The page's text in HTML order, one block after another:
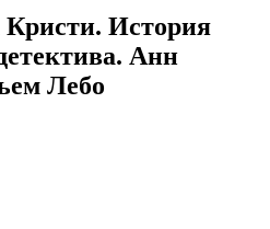
Кристи. История
Анн
Лебо